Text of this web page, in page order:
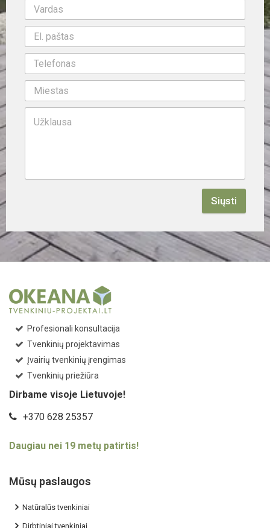
Siųsti
Profesionali konsultacija
Tvenkinių projektavimas
Įvairių tvenkinių įrengimas
Tvenkinių priežiūra
Dirbame visoje Lietuvoje!
+370 628 25357
Daugiau nei 19 metų patirtis!
Mūsų paslaugos
Natūralūs tvenkiniai
Dirbtiniai tvenkiniai